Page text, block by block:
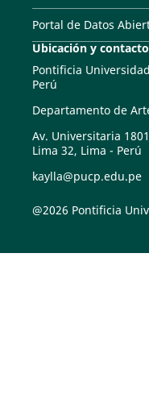
Portal de Datos
Ubicación y contacto
Pontificia
Perú
Departamento de
Av. Universitaria
Lima 32, Lima - Perú
kaylla@pucp.edu.pe
@2026 Pontificia